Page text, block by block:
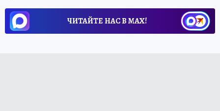
ЧИТАЙТЕ НАС В МАХ!